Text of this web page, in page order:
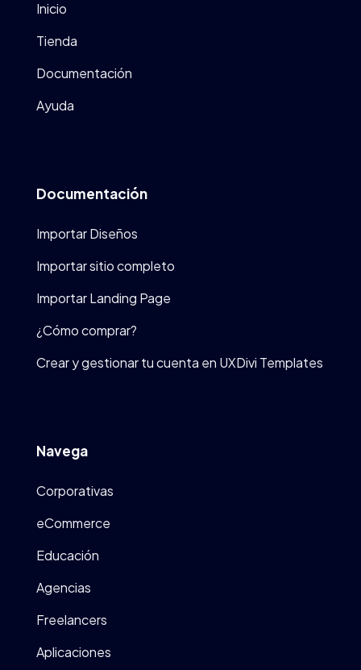
Inicio
Tienda
Documentación
Ayuda
Documentación
Importar Diseños
Importar sitio completo
Importar Landing Page
¿Cómo comprar?
Crear y gestionar tu cuenta en UXDivi Templates
Navega
Corporativas
eCommerce
Educación
Agencias
Freelancers
Aplicaciones